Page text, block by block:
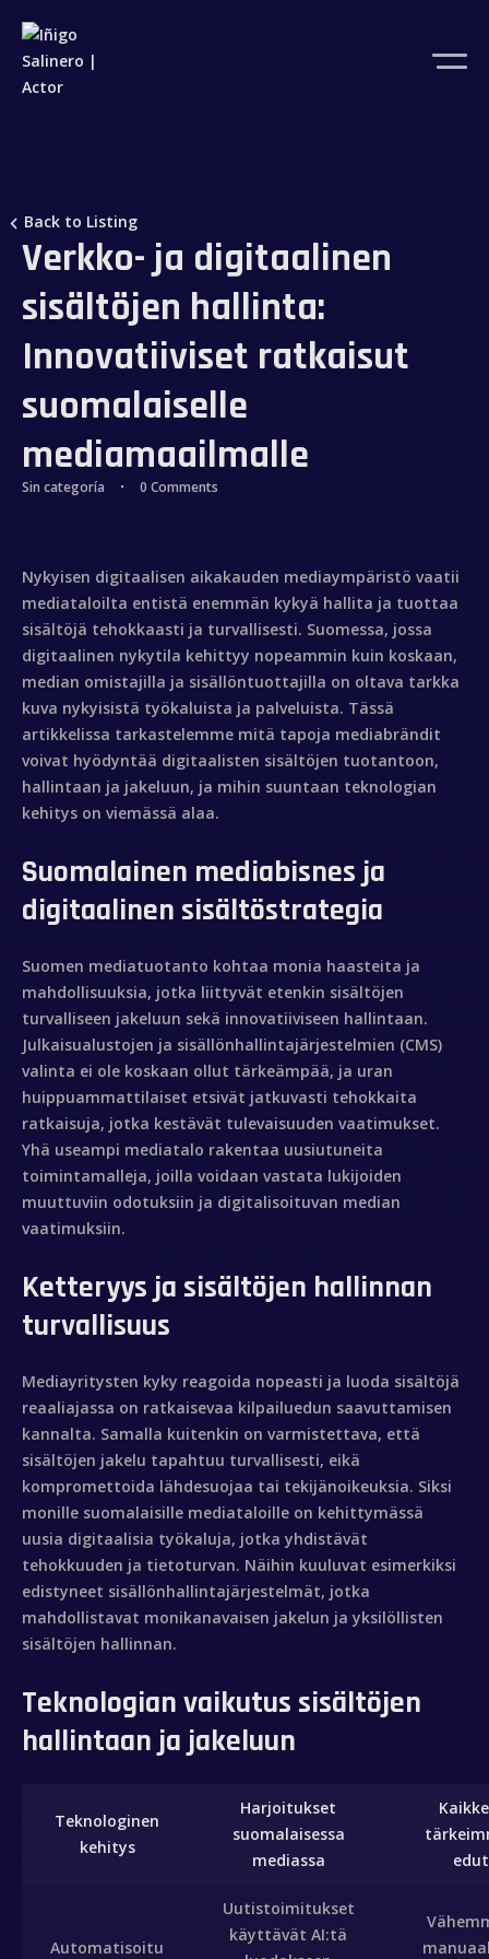
Back to Listing
Verkko- ja digitaalinen
sisältöjen hallinta:
Innovatiiviset ratkaisut
suomalaiselle
mediamaailmalle
Sin categoría 0 Comments
Nykyisen digitaalisen aikakauden mediaympäristö vaatii
mediataloilta entistä enemmän kykyä hallita ja tuottaa
sisältöjä tehokkaasti ja turvallisesti. Suomessa, jossa
digitaalinen nykytila kehittyy nopeammin kuin koskaan,
median omistajilla ja sisällöntuottajilla on oltava tarkka
kuva nykyisistä työkaluista ja palveluista. Tässä
artikkelissa tarkastelemme mitä tapoja mediabrändit
voivat hyödyntää digitaalisten sisältöjen tuotantoon,
hallintaan ja jakeluun, ja mihin suuntaan teknologian
kehitys on viemässä alaa.
Suomalainen mediabisnes ja
digitaalinen sisältöstrategia
Suomen mediatuotanto kohtaa monia haasteita ja
mahdollisuuksia, jotka liittyvät etenkin sisältöjen
turvalliseen jakeluun sekä innovatiiviseen hallintaan.
Julkaisualustojen ja sisällönhallintajärjestelmien (CMS)
valinta ei ole koskaan ollut tärkeämpää, ja uran
huippuammattilaiset etsivät jatkuvasti tehokkaita
ratkaisuja, jotka kestävät tulevaisuuden vaatimukset.
Yhä useampi mediatalo rakentaa uusiutuneita
toimintamalleja, joilla voidaan vastata lukijoiden
muuttuviin odotuksiin ja digitalisoituvan median
vaatimuksiin.
Ketteryys ja sisältöjen hallinnan
turvallisuus
Mediayritysten kyky reagoida nopeasti ja luoda sisältöjä
reaaliajassa on ratkaisevaa kilpailuedun saavuttamisen
kannalta. Samalla kuitenkin on varmistettava, että
sisältöjen jakelu tapahtuu turvallisesti, eikä
kompromettoida lähdesuojaa tai tekijänoikeuksia. Siksi
monille suomalaisille mediataloille on kehittymässä
uusia digitaalisia työkaluja, jotka yhdistävät
tehokkuuden ja tietoturvan. Näihin kuuluvat esimerkiksi
edistyneet sisällönhallintajärjestelmät, jotka
mahdollistavat monikanavaisen jakelun ja yksilöllisten
sisältöjen hallinnan.
Teknologian vaikutus sisältöjen
hallintaan ja jakeluun
Teknologinen
kehitys
Harjoitukset
suomalaisessa
mediassa
edut
Automatisoitu
Uutistoimitukset
käyttävät AI:tä